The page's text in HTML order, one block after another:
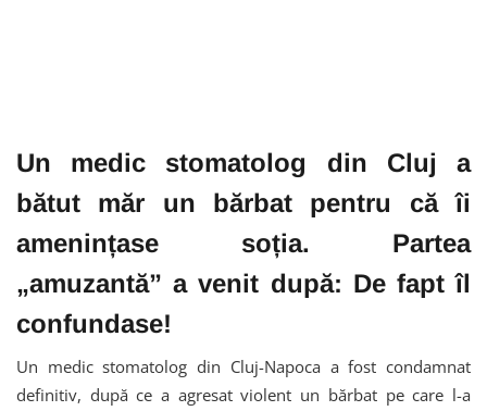
Un medic stomatolog din Cluj a
bătut măr un bărbat pentru că îi
amenințase soția. Partea
„amuzantă” a venit după: De fapt îl
confundase!
Un medic stomatolog din Cluj-Napoca a fost condamnat
definitiv, după ce a agresat violent un bărbat pe care l-a